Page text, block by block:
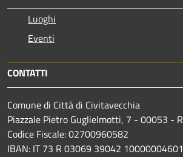
Luoghi
Eventi
CONTATTI
Comune di Città di Civitavecchia
Piazzale Pietro Guglielmotti, 7 - 00053 -
Codice Fiscale: 02700960582
IBAN: IT 73 R 03069 39042